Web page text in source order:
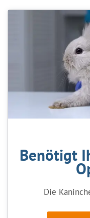
Benötigt
Die